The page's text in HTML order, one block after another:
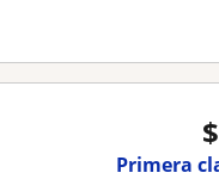
$
Primera